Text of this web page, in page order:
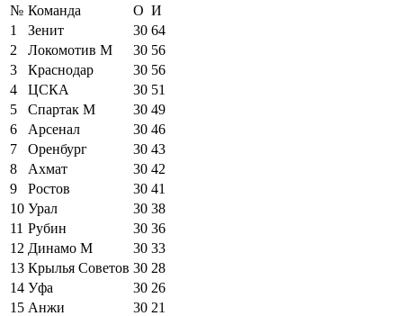
№ Команда О И
1
Зенит 30 64
2
Локомотив М 30 56
3
Краснодар 30 56
4
ЦСКА 30 51
5
Спартак М 30 49
6
Арсенал 30 46
7
Оренбург 30 43
8
Ахмат 30 42
9
Ростов 30 41
10 Урал 30 38
11 Рубин 30 36
12 Динамо М 30 33
13 Крылья Советов 30 28
14 Уфа 30 26
15 Анжи 30 21